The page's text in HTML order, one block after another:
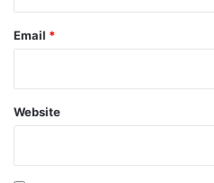
Email *
Website